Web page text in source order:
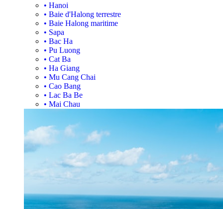
• Hanoi
• Baie d'Halong terrestre
• Baie Halong maritime
• Sapa
• Bac Ha
• Pu Luong
• Cat Ba
• Ha Giang
• Mu Cang Chai
• Cao Bang
• Lac Ba Be
• Mai Chau